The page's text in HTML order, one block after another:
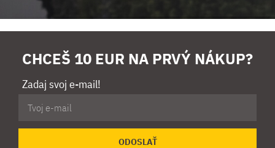
CHCEŠ 10 EUR NA PRVÝ NÁKUP?
Zadaj svoj e-mail!
ODOSLAŤ